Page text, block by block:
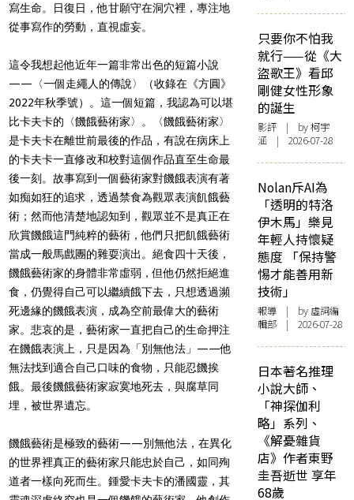
寫生命。日復日，他甘願守在洞穴裡，專注地
從事寫作的勞動，直視虛妄。
這令我想起他近年一篇非常出色的短篇小說
——〈一個走繩人的傳說〉（收錄在《方圓》
2022年秋季號）。這一個短篇，我認為可以堪
比卡夫卡的〈饑餓藝術家〉。〈饑餓藝術家〉
是卡夫卡在離世前最後的作品，有說在病床上
的卡夫卡一直修改和校對這個作品直至生命最
後一刻。故事寫到一個藝術家對饑餓表演有著
如痴如狂的追求，透過禁食為觀眾表演飢餓藝
術；然而他清楚地認知到，觀眾並不是真正在
欣賞饑餓這門純粹的藝術，他們只把飢餓藝術
當成一般馬戲團的雜耍演出。絕食四十天後，
饑餓藝術家的身體非常虛弱，但他仍然拒絕進
食，仍覺得自己可以繼續餓下去，只想透過瀕
死邊緣的饑餓表演，成為空前最偉大的藝術
家。悲哀的是，藝術家一直把自己的生命押注
在饑餓表演上，只是因為「別無他法」——他
無法找到適合自己口味的食物，只能忍饑挨
餓。最後饑餓藝術家寂寞地死去，與腐草同
埋，被世界遺忘。
饑餓藝術是極致的藝術——別無他法，在異化
的世界裡真正的藝術家只能忠於自己，如同殉
道者一樣向死而生。鍾愛卡夫卡的潘國靈，其
只要你不怕我
就行——從《大
盜歌王》看邱
剛健女性形象
的誕生
影評 | by 柯宇
涵 | 2026-07-28
Nolan斥AI為
「透明的特洛
伊木馬」樂見
年輕人持懷疑
態度 「保持警
惕才能善用新
技術」
報導 | by 虛詞編
輯部 | 2026-07-28
日本著名推理
小說大師、
「神探伽利
略」系列、
《解憂雜貨
店》作者東野
圭吾逝世 享年
68歲